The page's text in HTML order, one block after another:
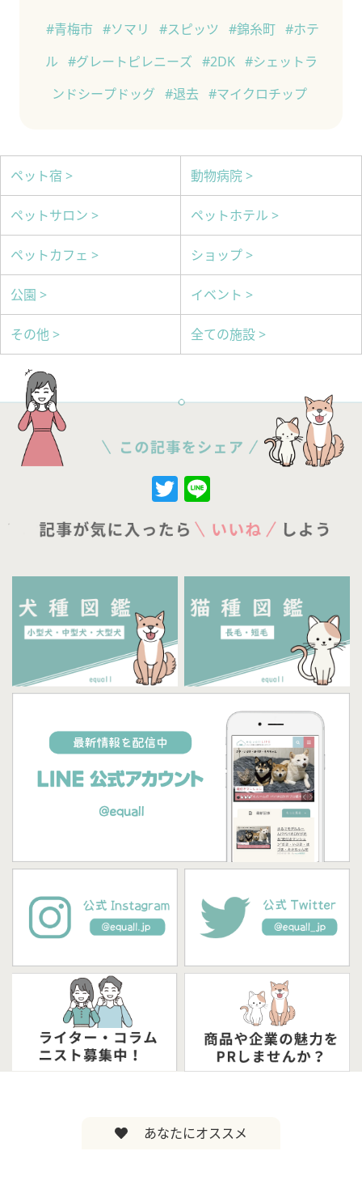
#青梅市 #ソマリ #スピッツ #錦糸町 #ホテ
ル #グレートピレニーズ #2DK #シェットラ
ンドシープドッグ #退去 #マイクロチップ
ペット宿 > 動物病院 >
ペットサロン > ペットホテル >
ペットカフェ > ショップ >
公園 > イベント >
その他 > 全ての施設 >
Twitter
あなたにオススメ